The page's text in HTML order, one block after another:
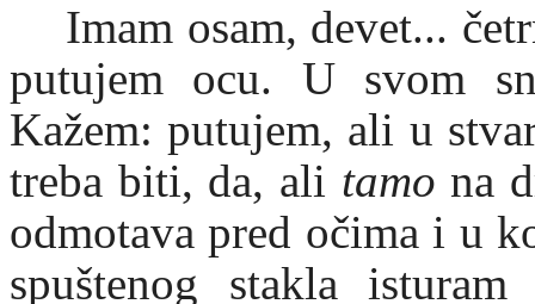
Imam osam, devet...
putujem ocu. U svom
Kažem: putujem, ali u
treba biti, da, ali tamo na
odmotava pred očima i u
spuštenog stakla